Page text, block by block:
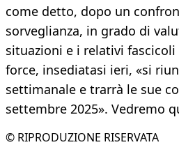
come detto, dopo un
sorveglianza, in grado di
situazioni e i relativi
force, insediatasi ieri, «si
settimanale e trarrà le sue
settembre 2025». Vedremo
© RIPRODUZIONE RISERVATA